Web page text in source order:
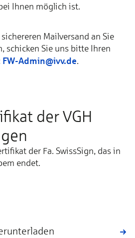
Ihnen möglich ist.
Mailversand an Sie
schicken Sie uns bitte Ihren
FW-Admin@ivv.de.
der VGH
der Fa. SwissSign, das in
endet.